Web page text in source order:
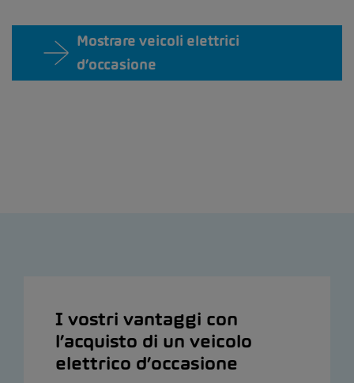
Mostrare veicoli elettrici
d’occasione
I vostri vantaggi con
l’acquisto di un veicolo
elettrico d’occasione